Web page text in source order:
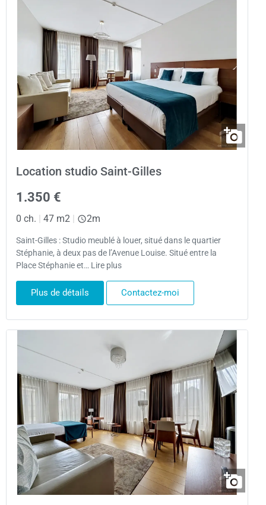
Location studio Saint-Gilles
1.350 €
0 ch. | 47 m2 | 2m
Saint-Gilles : Studio meublé à louer, situé dans le quartier
Stéphanie, à deux pas de l’Avenue Louise. Situé entre la
Place Stéphanie et… Lire plus
Plus de détails Contactez-moi